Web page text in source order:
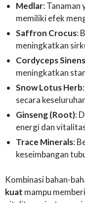
Medlar: Tanaman
memiliki efek
Saffron Crocus:
meningkatkan
Cordyceps
meningkatkan
Snow Lotus Herb
secara
Ginseng (Root):
energi dan
Trace Minerals:
keseimbangan
Kombinasi bahan-
kuat mampu